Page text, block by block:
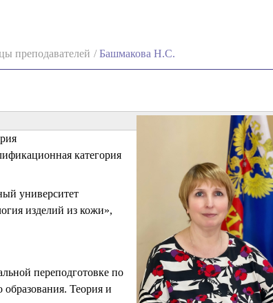
преподавателей Башмакова Н.С.
категория
университет
изделий из кожи»,
переподготовке по
образования. Теория и